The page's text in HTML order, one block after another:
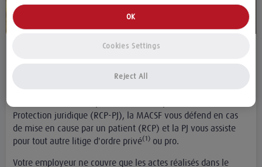
Réclamation d'un patient ? Litige avec votre employeur, un
Protection juridique (RCP-PJ), la MACSF vous défend en cas
de mise en cause par un patient (RCP) et la PJ vous assiste
pour tout autre litige d'ordre privé(1) ou pro.
Votre employeur ne couvre que les actes réalisés dans le
Reject All
OK
Cookies Settings